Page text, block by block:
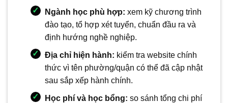
Ngành học phù hợp: xem kỹ chương trình
đào tạo, tổ hợp xét tuyển, chuẩn đầu ra và
định hướng nghề nghiệp.
Địa chỉ hiện hành: kiểm tra website chính
thức vì tên phường/quận có thể đã cập nhật
sau sắp xếp hành chính.
Học phí và học bổng: so sánh tổng chi phí